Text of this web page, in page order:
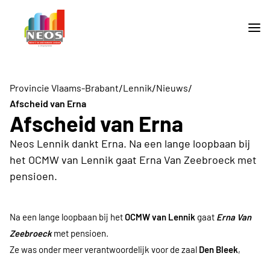
Provincie Vlaams-Brabant/Lennik/Nieuws/
Afscheid van Erna
Afscheid van Erna
Neos Lennik dankt Erna. Na een lange loopbaan bij
het OCMW van Lennik gaat Erna Van Zeebroeck met
pensioen.
Na een lange loopbaan bij hetOCMW van Lennik gaat Erna Van
Zeebroeckmet pensioen.
Ze was onder meer verantwoordelijk voor de zaal Den Bleek,